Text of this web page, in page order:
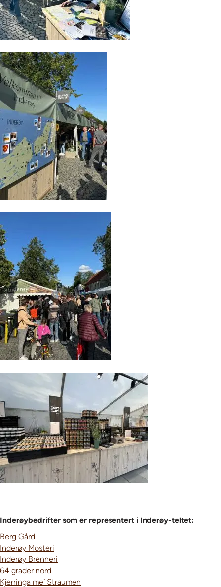
Inderøybedrifter som er representert i Inderøy-teltet:
Berg Gård
Inderøy Mosteri
Inderøy Brenneri
64 grader nord
Kjerringa me´ Straumen